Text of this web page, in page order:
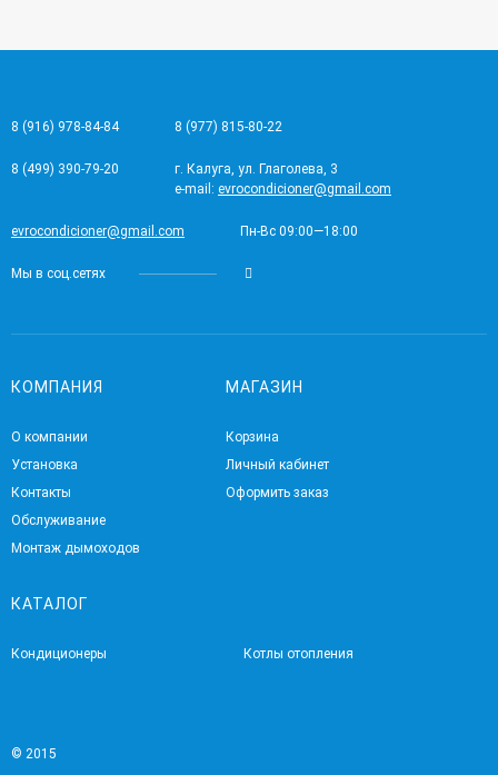
8 (916) 978-84-84 8 (977) 815-80-22
8 (499) 390-79-20
г. Калуга, ул. Глаголева, 3
e-mail: evrocondicioner@gmail.com
evrocondicioner@gmail.com Пн-Вс 09:00—18:00
Мы в соц.сетях
КОМПАНИЯ
О компании
Установка
Контакты
Обслуживание
Монтаж дымоходов
МАГАЗИН
Корзина
Личный кабинет
Оформить заказ
КАТАЛОГ
Кондиционеры Котлы отопления
© 2015